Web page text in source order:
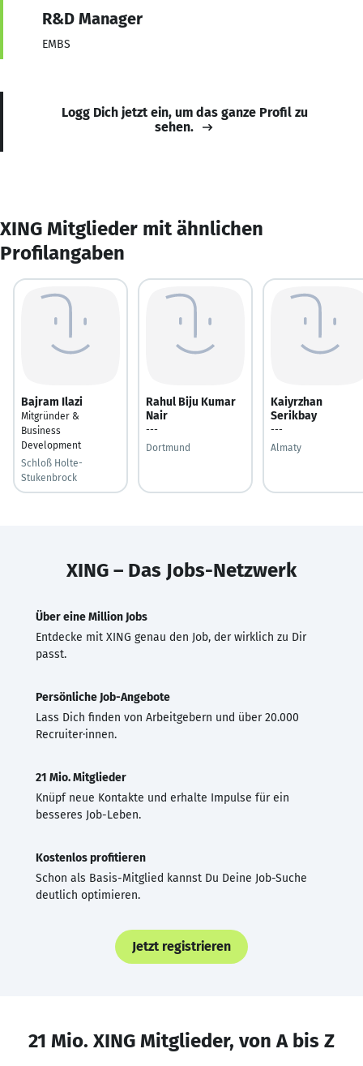
R&D Manager
EMBS
Logg Dich jetzt ein, um das ganze Profil zu
sehen.
XING Mitglieder mit ähnlichen
Profilangaben
Bajram Ilazi
Mitgründer &
Business
Development
Schloß Holte-
Stukenbrock
Rahul Biju Kumar
Nair
---
Dortmund
Kaiyrzhan
Serikbay
---
Almaty
XING – Das Jobs-Netzwerk
Über eine Million Jobs
Entdecke mit XING genau den Job, der wirklich zu Dir
passt.
Persönliche Job-Angebote
Lass Dich finden von Arbeitgebern und über 20.000
Recruiter·innen.
21 Mio. Mitglieder
Knüpf neue Kontakte und erhalte Impulse für ein
besseres Job-Leben.
Kostenlos profitieren
Schon als Basis-Mitglied kannst Du Deine Job-Suche
deutlich optimieren.
Jetzt registrieren
21 Mio. XING Mitglieder, von A bis Z